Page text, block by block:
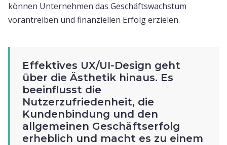
können Unternehmen das Geschäftswachstum
vorantreiben und finanziellen Erfolg erzielen.
Effektives UX/UI-Design geht
über die Ästhetik hinaus. Es
beeinflusst die
Nutzerzufriedenheit, die
Kundenbindung und den
allgemeinen Geschäftserfolg
erheblich und macht es zu einem